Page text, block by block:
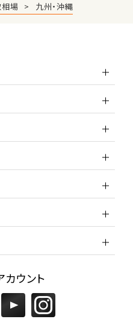
相場 九州・沖縄
ウント